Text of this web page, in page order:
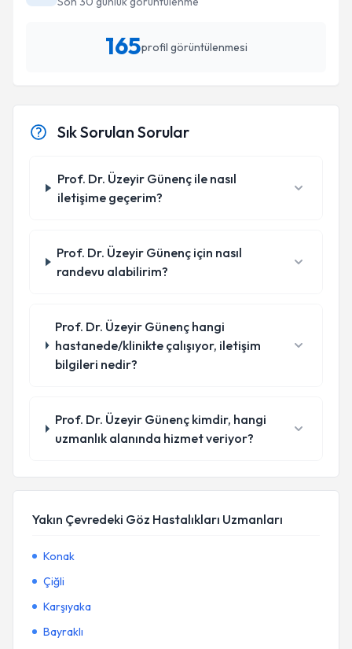
165profil görüntülenmesi
Sık Sorulan Sorular
Prof. Dr. Üzeyir Günenç ile nasıl
iletişime geçerim?
Prof. Dr. Üzeyir Günenç için nasıl
randevu alabilirim?
Prof. Dr. Üzeyir Günenç hangi
hastanede/klinikte çalışıyor, iletişim
bilgileri nedir?
Prof. Dr. Üzeyir Günenç kimdir, hangi
uzmanlık alanında hizmet veriyor?
Yakın Çevredeki Göz Hastalıkları Uzmanları
Konak
Çiğli
Karşıyaka
Bayraklı